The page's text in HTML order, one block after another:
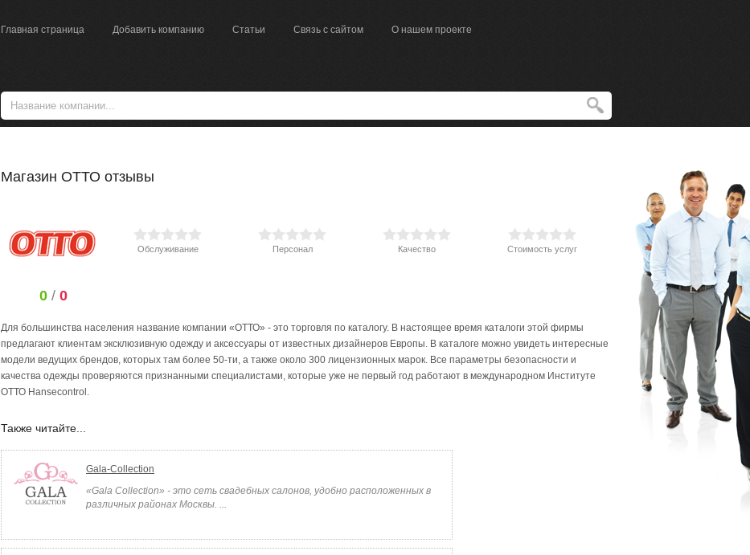
Главная страница Добавить компанию Статьи Связь с сайтом О нашем проекте
Магазин ОТТО отзывы
0/ 0
Обслуживание Персонал Качество Стоимость услуг
Для большинства населения название компании «ОТТО» - это торговля по каталогу. В настоящее время каталоги этой фирмы
предлагают клиентам эксклюзивную одежду и аксессуары от известных дизайнеров Европы. В каталоге можно увидеть интересные
модели ведущих брендов, которых там более 50-ти, а также около 300 лицензионных марок. Все параметры безопасности и
качества одежды проверяются признанными специалистами, которые уже не первый год работают в международном Институте
ОТТО Hansecontrol.
Также читайте...
Gala-Collection
«Gala Collection» - это сеть свадебных салонов, удобно расположенных в
различных районах Москвы. ...